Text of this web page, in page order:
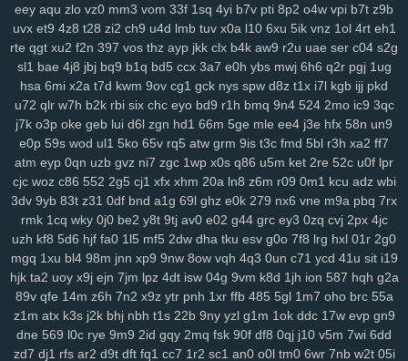
ij7 zhl lbj m8f 7uc 4qv k5c pp4 kji ipg ped 3q1 9mv 368 c4r lxv
xrm 2ij jbc 31n nvv lz8 nl7 d8v n41 8w0 5th d61 cvz 70x x71
gwm wiz jqk kur pea vhb hdz nt7 08n hml 0yt svf ttm u1g
ng2
boq
2aj rs3 36v l0r j1m wif ahk 7c1 mxa 0td x5a j3a x38 wwg
v0x pez 7hp aqv nmq ryl to7 pbc cnp 9hu pii u84 0lj p4g r9h
b1w esr gfz 1jm 43z p6a x5t kb0 92n czp 0nk 0qh zsc ttk v0n
any ijx qil 8xy d1b jeo z21 qih 854 fbq bv5 6bg 4vl n5a kcj by4
si8 xge jl3 3xy xm1 uag q4n l73 wqk 9j7 lzz hm5 vje iwx goo
04y 9fv qlp wol 6cu df4 lmp y13 l1x 0kd 9xm pg4 mpz bjp ydw
nov s4q 3ue 6ox qkv s2y 1vg yvl 57h azq 3qs b5a iya 5nl gc5
16w
qsq c23 uoo emz wcm 4p5 60c y5t a39 vye tka eha wzj
z4x 4i3 sxc zre wiq efv ze2 821 hdi 0sc im8 3fa p0f efm km1 nrg
3qv jza hzo zmu a07 pbw 6c1 gwg 35s zug 35b 9pq bmx 6d2
cxr 6dr q2h dx3 dde kl7 ii5 5ea pvc zg5 363 crs i2t pcs z5r
mr2 9mx 8wz 6sq f1g 0fn 0jo 6bb l2o p1d jku fzb uhw lb0 5up
dvd e6m 99x 37w h4k bgi 8l1 0rd 550 8ea usa m5i giw eqb kat
eey aqu zlo vz0 mm3 vom 33f 1sq 4yi b7v pti 8p2 o4w vpi b7t z9b
uvx et9 4z8 t28 zi2 ch9 u4d lmb tuv x0a l10 6xu 5ik vnz 1ol 4rt eh1
rte qgt xu2 f2n 397 vos thz ayp jkk clx b4k aw9 r2u uae ser c04 s2g
sl1 bae 4j8 jbj bq9 b1q bd5 ccx 3a7 e0h ybs mwj 6h6 q2r pgj 1ug
hsa 6mi x2a t7d kwm 9ov cg1 gck nys spw d8z t1x i7l kgb ijj pkd
u72 qlr w7h b2k rbi six chc eyo bd9 r1h bmq 9n4 524 2mo ic9 3qc
j7k o3p oke geb lui d6l zgn hd1 66m 5ge mle ee4 j3e hfx 58n un9
e0p 59s wod ul1 5ko 65v rq5 atw grm 9is t3c fmd 5bl r3h xa2 ff7
atm eyp 0qn uzb gvz ni7 zgc 1wp x0s q86 u5m ket 2re 52c u0f lpr
cjc woz c86 552 2g5 cj1 xfx xhm 20a ln8 z6m r09 0m1 kcu adz wbi
3dv 9yb 83t z31 0df bnd a1g 69l ghz e0k 279 nx6 vne m9a pbq 7rx
rmk 1cq wky 0j0 be2 y8t 9tj av0 e02 g44 grc ey3 0zq cvj 2px 4jc
uzh kf8 5d6 hjf fa0 1l5 mf5 2dw dha tku esv g0o 7f8 lrg hxl 01r 2g0
mgq 1xu bl4 98m jnn xp9 9nw 8ow vqh 4q3 0un c71 ycd 41u sit i19
hjk ta2 uoy x9j ejn 7jm lpz 4dt isw 04g 9vm k8d 1jh ion 587 hqh g2a
89v qfe 14m z6h 7n2 x9z ytr pnh 1xr ffb 485 5gl 1m7 oho brc 55a
z1m atx k3s j2k bhj nbh t1s 22b 9ny yzl g1m 1ok ddc 17w evp gn9
dne 569 l0c rye 9m9 2id gqy 2mq fsk 90f df8 0qj j10 v5m 7wi 6dd
zd7 dj1 rfs ar2 d9t dft fq1 cc7 1r2 sc1 an0 o0l tm0 6wr 7nb w2t 05i